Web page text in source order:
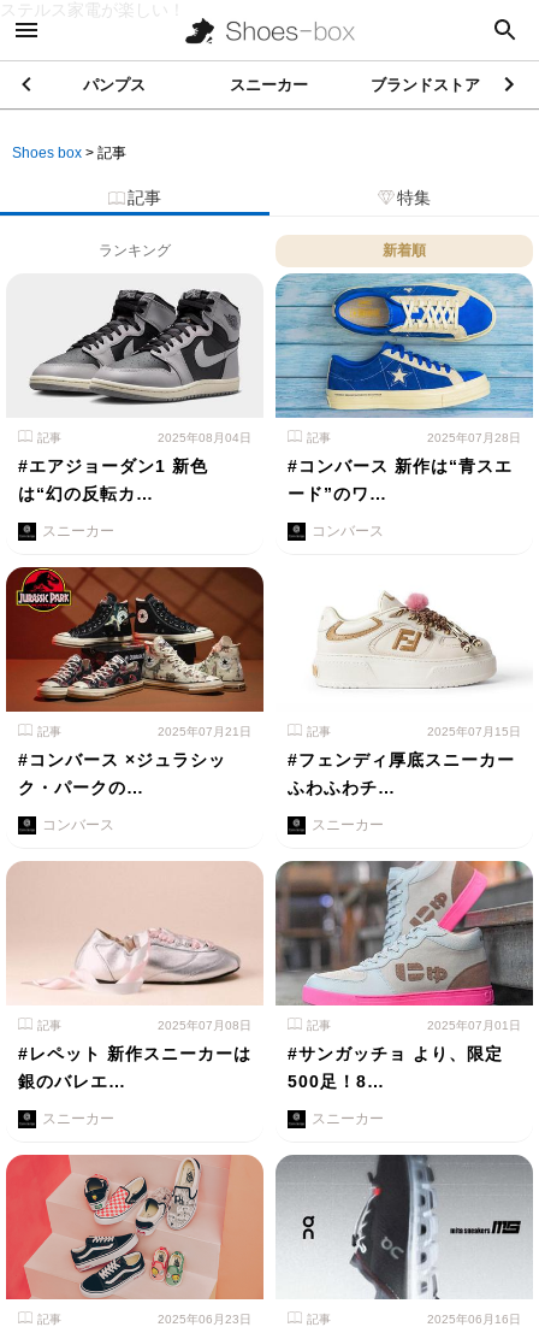
ステルス家電が楽しい！
パンプス スニーカー ブランドストア
Shoes box > 記事
記事 特集
ランキング 新着順
記事 2025年08月04日
#エアジョーダン1 新色
は“幻の反転カ…
スニーカー
記事 2025年07月28日
#コンバース 新作は“青スエ
ード”のワ…
コンバース
記事 2025年07月21日
#コンバース ×ジュラシッ
ク・パークの…
コンバース
記事 2025年07月15日
#フェンディ厚底スニーカー
ふわふわチ…
スニーカー
記事 2025年07月08日
#レペット 新作スニーカーは
銀のバレエ…
スニーカー
記事 2025年07月01日
#サンガッチョ より、限定
500足！8…
スニーカー
記事 2025年06月23日 記事 2025年06月16日